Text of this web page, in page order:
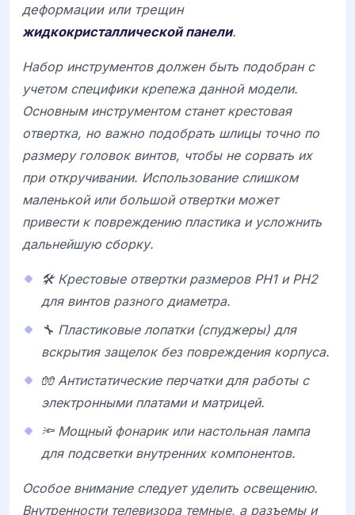
деформации или трещин
жидкокристаллической панели.
Набор инструментов должен быть подобран с
учетом специфики крепежа данной модели.
Основным инструментом станет крестовая
отвертка, но важно подобрать шлицы точно по
размеру головок винтов, чтобы не сорвать их
при откручивании. Использование слишком
маленькой или большой отвертки может
привести к повреждению пластика и усложнить
дальнейшую сборку.
🛠️ Крестовые отвертки размеров PH1 и PH2
для винтов разного диаметра.
🔧 Пластиковые лопатки (спуджеры) для
вскрытия защелок без повреждения корпуса.
🧤 Антистатические перчатки для работы с
электронными платами и матрицей.
🔦 Мощный фонарик или настольная лампа
для подсветки внутренних компонентов.
Особое внимание следует уделить освещению.
Внутренности телевизора темные, а разъемы и